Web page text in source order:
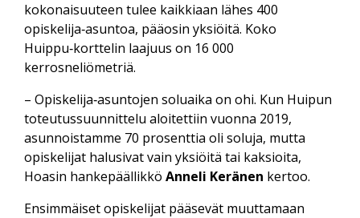
kokonaisuuteen tulee kaikkiaan lähes 400
opiskelija‑asuntoa, pääosin yksiöitä. Koko
Huippu‑korttelin laajuus on 16 000
kerrosneliömetriä.
– Opiskelija‑asuntojen soluaika on ohi. Kun Huipun
toteutus­suunnittelu aloitettiin vuonna 2019,
asunnoistamme 70 prosenttia oli soluja, mutta
opiskelijat halusivat vain yksiöitä tai kaksioita,
Hoasin hanke­päällikkö Anneli Keränen kertoo.
Ensimmäiset opiskelijat pääsevät muuttamaan